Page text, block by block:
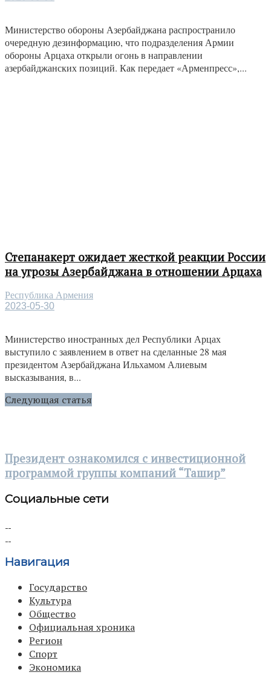
Министерство обороны Азербайджана распространило
очередную дезинформацию, что подразделения Армии
обороны Арцаха открыли огонь в направлении
азербайджанских позиций. Как передает «Арменпресс»,...
Степанакерт ожидает жесткой реакции России
на угрозы Азербайджана в отношении Арцаха
Республика Армения
2023-05-30
Министерство иностранных дел Республики Арцах
выступило с заявлением в ответ на сделанные 28 мая
президентом Азербайджана Ильхамом Алиевым
высказывания, в...
Следующая статья
Президент ознакомился с инвестиционной
программой группы компаний “Ташир”
Социальные сети
Навигация
Государство
Культура
Общество
Официальная хроника
Регион
Спорт
Экономика